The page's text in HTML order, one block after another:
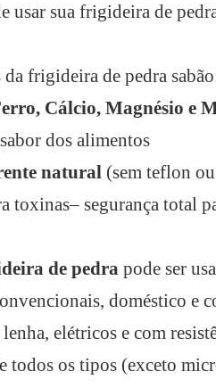
usar sua frigideira de
frigideira de pedra
Cálcio, Magnésio e
dos alimentos
natural (sem teflon
toxinas– segurança total
de pedra pode ser
doméstico e
elétricos e com
todos os tipos (exceto